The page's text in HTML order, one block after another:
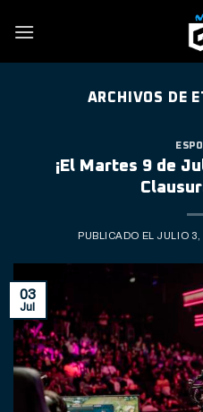
ARCHIVOS DE
¡El Martes 9 de
PUBLICADO EL JULIO 3,
03
Jul